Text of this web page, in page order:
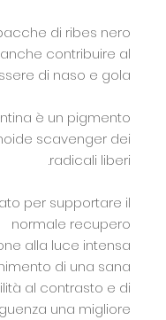
di ribes nero
contribuire al
di naso e gola.
è un pigmento
scavenger dei
radicali liberi.
per supportare il
normale recupero
alla luce intensa
di una sana
al contrasto e di
una migliore